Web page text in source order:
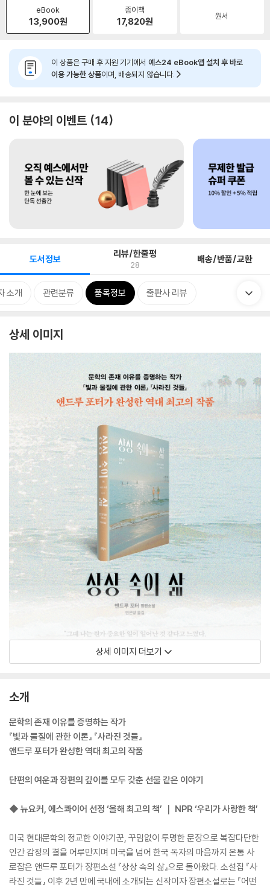
eBook
13,900원
종이책
17,820원 원서
이 상품은 구매 후 지원 기기에서 예스24 eBook앱 설치 후 바로
이용 가능한 상품이며, 배송되지 않습니다.
이 분야의 이벤트 14
도서정보 리뷰/한줄평
28 배송/반품/교환
소개 관련분류 품목정보 출판사 리뷰
상세 이미지
상세 이미지 더보기
소개
문학의 존재 이유를 증명하는 작가
『빛과 물질에 관한 이론』 『사라진 것들』
앤드루 포터가 완성한 역대 최고의 작품
단편의 여운과 장편의 깊이를 모두 갖춘 선물 같은 이야기
◆ 뉴요커, 에스콰이어 선정 ‘올해 최고의 책’ ｜ NPR ‘우리가 사랑한 책’
미국 현대문학의 정교한 이야기꾼, 꾸밈없이 투명한 문장으로 복잡다단한
인간 감정의 결을 어루만지며 미국을 넘어 한국 독자의 마음까지 온통 사
로잡은 앤드루 포터가 장편소설 『상상 속의 삶』으로 돌아왔다. 소설집 『사
라진 것들』 이후 2년 만에 국내에 소개되는 신작이자 장편소설로는 『어떤